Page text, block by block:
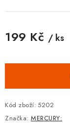
199 Kč / ks
Kód zboží: 5202
Značka: MERCURY: